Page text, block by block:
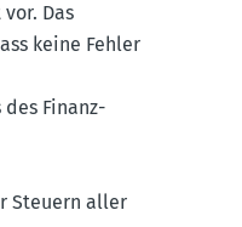
Das
keine Fehler
des Finanz­
Steuern aller